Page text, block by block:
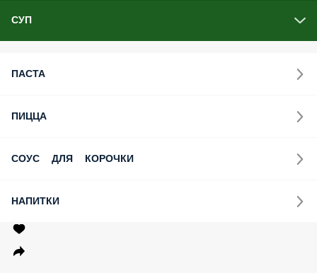
СУП
ПАСТА
ПИЦЦА
СОУС ДЛЯ КОРОЧКИ
НАПИТКИ